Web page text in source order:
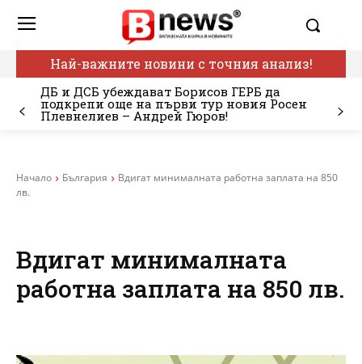
Най-важните новини с точния анализ!
ДБ и ДСБ убеждават Борисов ГЕРБ да
подкрепи още на първи тур новия Росен
Плевнелиев – Андрей Гюров!
Начало България
Вдигат минималната работна заплата на 850
лв.
Вдигат минималната
работна заплата на 850 лв.